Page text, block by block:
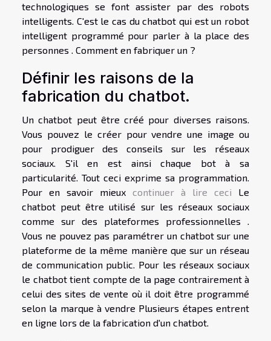
technologiques se font assister par des robots
intelligents. C'est le cas du chatbot qui est un robot
intelligent programmé pour parler à la place des
personnes . Comment en fabriquer un ?
Définir les raisons de la
fabrication du chatbot.
Un chatbot peut être créé pour diverses raisons.
Vous pouvez le créer pour vendre une image ou
pour prodiguer des conseils sur les réseaux
sociaux. S'il en est ainsi chaque bot à sa
particularité. Tout ceci exprime sa programmation.
Pour en savoir mieux continuer à lire ceci Le
chatbot peut être utilisé sur les réseaux sociaux
comme sur des plateformes professionnelles .
Vous ne pouvez pas paramétrer un chatbot sur une
plateforme de la même manière que sur un réseau
de communication public. Pour les réseaux sociaux
le chatbot tient compte de la page contrairement à
celui des sites de vente où il doit être programmé
selon la marque à vendre Plusieurs étapes entrent
en ligne lors de la fabrication d'un chatbot.